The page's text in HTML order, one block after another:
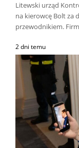
Litewski urząd
na kierowcę Bolt za
przewodnikiem.
2 dni temu